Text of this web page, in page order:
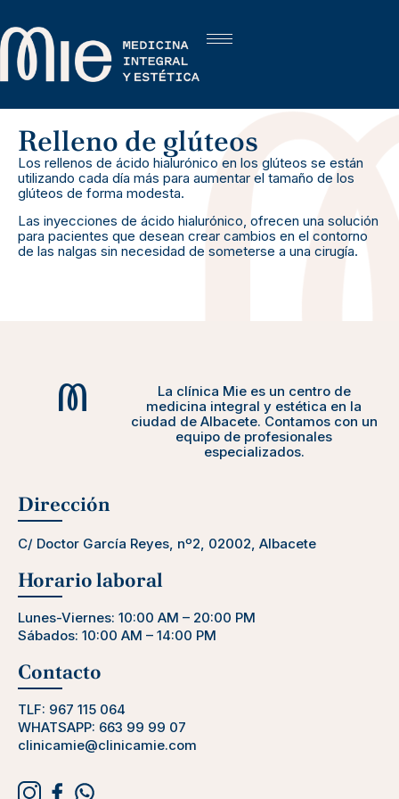
Relleno de glúteos
Los rellenos de ácido hialurónico en los glúteos se están
utilizando cada día más para aumentar el tamaño de los
glúteos de forma modesta.
Las inyecciones de ácido hialurónico, ofrecen una solución
para pacientes que desean crear cambios en el contorno
de las nalgas sin necesidad de someterse a una cirugía.
La clínica Mie es un centro de
medicina integral y estética en la
ciudad de Albacete. Contamos con un
equipo de profesionales
especializados.
Dirección
C/ Doctor García Reyes, nº2, 02002, Albacete
Horario laboral
Lunes-Viernes: 10:00 AM – 20:00 PM
Sábados: 10:00 AM – 14:00 PM
Contacto
TLF: 967 115 064
WHATSAPP: 663 99 99 07
clinicamie@clinicamie.com